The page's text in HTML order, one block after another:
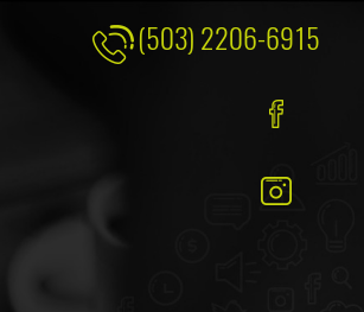
(503) 2206-6915